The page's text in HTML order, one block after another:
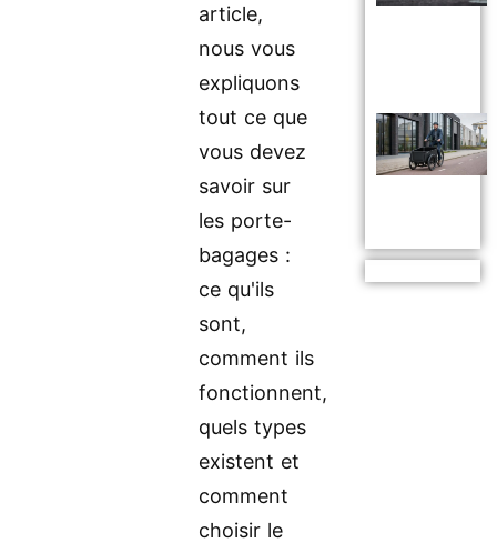
article,
nous vous
expliquons
tout ce que
vous devez
savoir sur
les porte-
bagages :
ce qu'ils
sont,
comment ils
fonctionnent,
quels types
existent et
comment
choisir le